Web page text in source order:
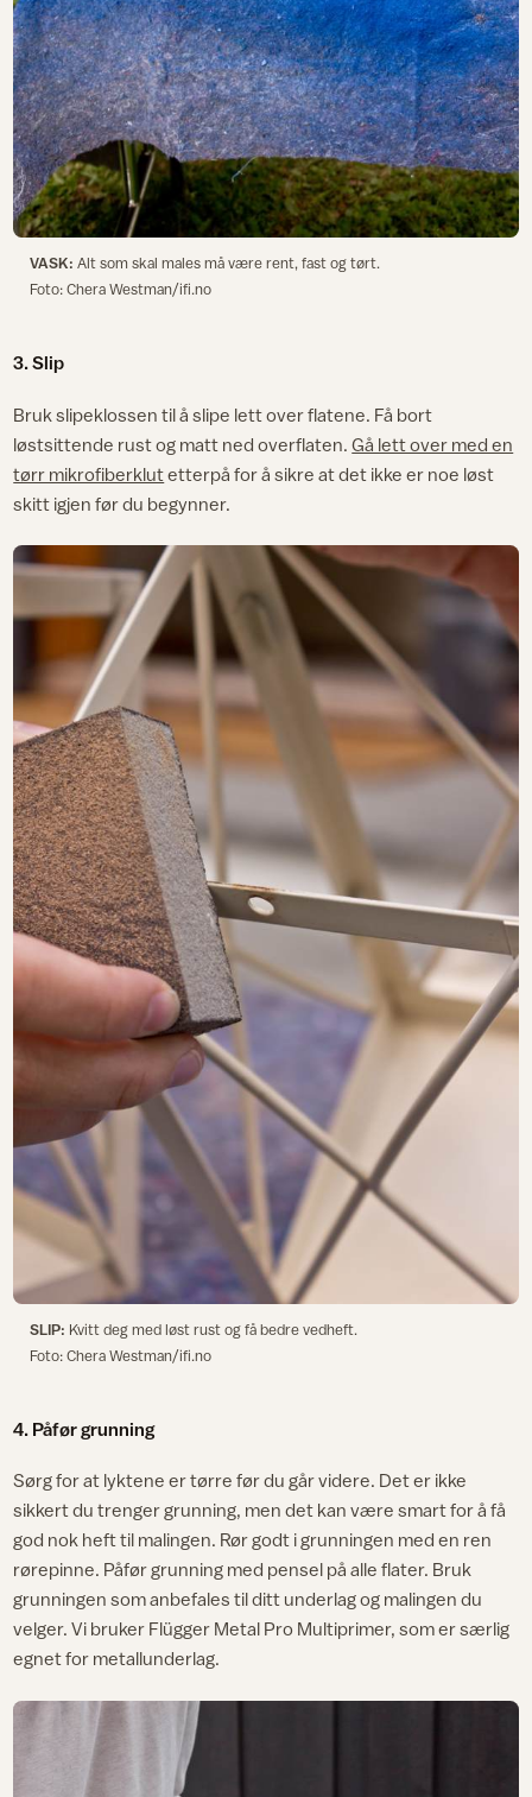
VASK: Alt som skal males må være rent, fast og tørt.
Foto: Chera Westman/ifi.no
3. Slip
Bruk slipeklossen til å slipe lett over flatene. Få bort
løstsittende rust og matt ned overflaten.Gå lett over med en
tørr mikrofiberklutetterpå for å sikre at det ikke er noe løst
skitt igjen før du begynner.
SLIP: Kvitt deg med løst rust og få bedre vedheft.
Foto: Chera Westman/ifi.no
4. Påfør grunning
Sørg for at lyktene er tørre før du går videre. Det er ikke
sikkert du trenger grunning, men det kan være smart for å få
god nok heft til malingen. Rør godt i grunningen med en ren
rørepinne. Påfør grunning med pensel på alle flater. Bruk
grunningen som anbefales til ditt underlag og malingen du
velger. Vi bruker Flügger Metal Pro Multiprimer, som er særlig
egnet for metallunderlag.